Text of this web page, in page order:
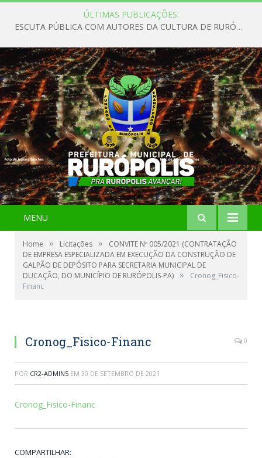
ÚLTIMAS PUBLICAÇÕES:
ESCUTA PÚBLICA COM AUTORES DA CULTURA DE RURÓPOLIS
MENU
Home » Licitações »
CONVITE Nº 005/2021 (CONTRATAÇÃO
DE EMPRESA ESPECIALIZADA EM EXECUÇÃO DA CONSTRUÇÃO DE
GALPÃO DE DEPÓSITO PARA SECRETARIA MUNICIPAL DE
DUCAÇÃO, DO MUNICÍPIO DE RURÓPOLIS-PA) »
Cronog_Fisico-
Financ
Cronog_Fisico-Financ 0
POR CR2-ADMIN5 EM 30 DE SETEMBRO DE 2021
Cronog_Fisico-Financ
COMPARTILHAR: